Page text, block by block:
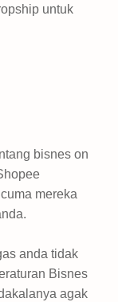
untuk
bisnes on
mereka
anda tidak
Bisnes
agak